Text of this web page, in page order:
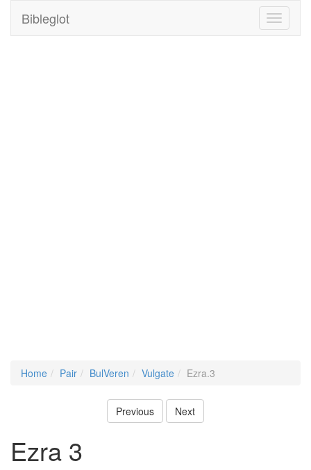
Toggle
Bibleglot
Home Pair BulVeren Vulgate Ezra.3
Previous Next
Ezra 3